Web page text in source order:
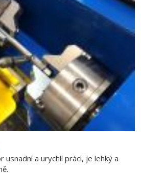
a urychlí práci, je lehký a